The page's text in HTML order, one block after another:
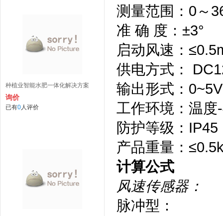
种植业智能水肥一体化解决方案
询价
已有0人评价
测量范围：0～
准 确 度：±3°
启动风速：
供电方式：
输出形式：0~5V
工作环境：温
防护等级：IP45
产品重量：
计算公式
风速传感器：
脉冲型：